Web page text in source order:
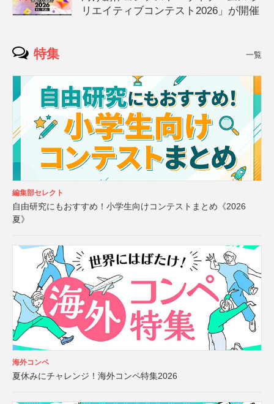
リエイティブコンテスト2026」が開催
特集 一覧
編集部セレクト
自由研究にもおすすめ！小学生向けコンテストまとめ《2026
夏》
海外コンペ
夏休みにチャレンジ！海外コンペ特集2026